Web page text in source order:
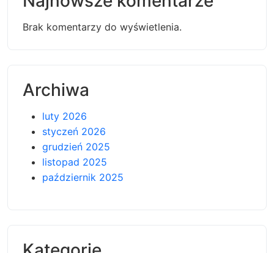
Brak komentarzy do wyświetlenia.
Archiwa
luty 2026
styczeń 2026
grudzień 2025
listopad 2025
październik 2025